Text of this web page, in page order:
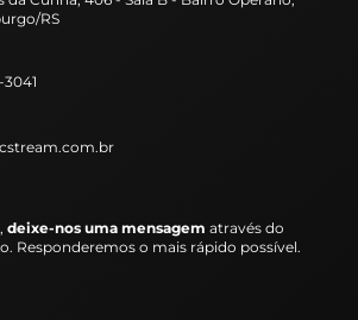
RS
3041
deixe-nos uma mensagem através do
Responderemos o mais rápido possível.